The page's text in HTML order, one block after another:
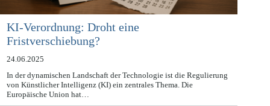
KI-Verordnung: Droht eine
Fristverschiebung?
24.06.2025
In der dynamischen Landschaft der Technologie ist die Regulierung
von Künstlicher Intelligenz (KI) ein zentrales Thema. Die